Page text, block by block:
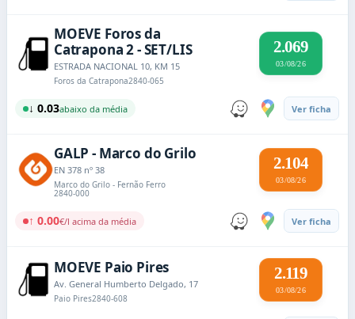
MOEVE Foros da
Catrapona 2 - SET/LIS
ESTRADA NACIONAL 10, KM 15
Foros da Catrapona2840-065
2.069
03/08/26
↓ 0.03abaixo da média Ver ficha
GALP - Marco do Grilo
EN 378 nº 38
Marco do Grilo - Fernão Ferro
2840-000
2.104
03/08/26
↑ 0.00€/l acima da média Ver ficha
MOEVE Paio Pires
Av. General Humberto Delgado, 17
Paio Pires2840-608
2.119
03/08/26